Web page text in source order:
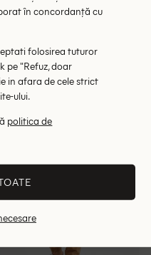
25.97 lei 275.00 lei
44
în concordanță cu
folosirea tuturor
pe "Refuz, doar
in afara de cele strict
ului.
politica de